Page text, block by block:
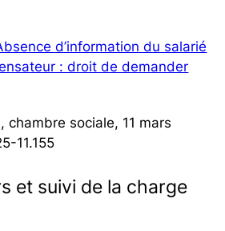
d’information du salarié
: droit de demander
chambre sociale, 11 mars
11.155
et suivi de la charge